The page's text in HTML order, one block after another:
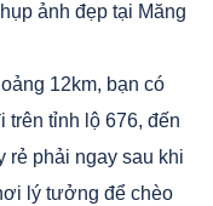
ảnh đẹp tại Măng
12km, bạn có
trên tỉnh lộ 676, đến
rẻ phải ngay sau khi
lý tưởng để chèo